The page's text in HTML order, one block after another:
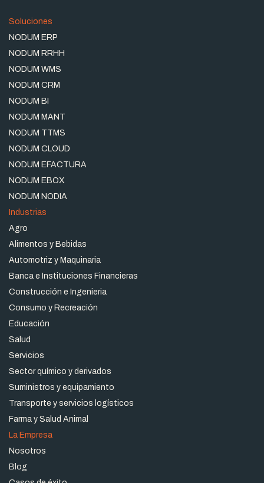
Soluciones
NODUM ERP
NODUM RRHH
NODUM WMS
NODUM CRM
NODUM BI
NODUM MANT
NODUM TTMS
NODUM CLOUD
NODUM EFACTURA
NODUM EBOX
NODUM NODIA
Industrias
Agro
Alimentos y Bebidas
Automotriz y Maquinaria
Banca e Instituciones Financieras
Construcción e Ingenieria
Consumo y Recreación
Educación
Salud
Servicios
Sector químico y derivados
Suministros y equipamiento
Transporte y servicios logísticos
Farma y Salud Animal
La Empresa
Nosotros
Blog